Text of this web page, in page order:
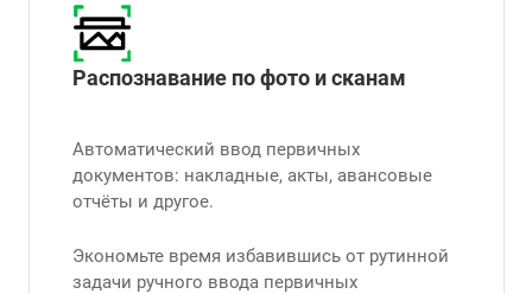
Распознавание по фото и сканам
Автоматический ввод первичных
документов: накладные, акты, авансовые
отчёты и другое.
Экономьте время избавившись от рутинной
задачи ручного ввода первичных